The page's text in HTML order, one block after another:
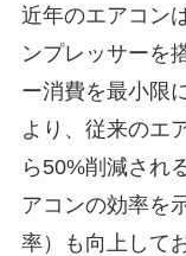
近年のエアコン
ンプレッサーを
ー消費を最小限
より、従来のエ
ら50%削減され
アコンの効率を
率）も向上して